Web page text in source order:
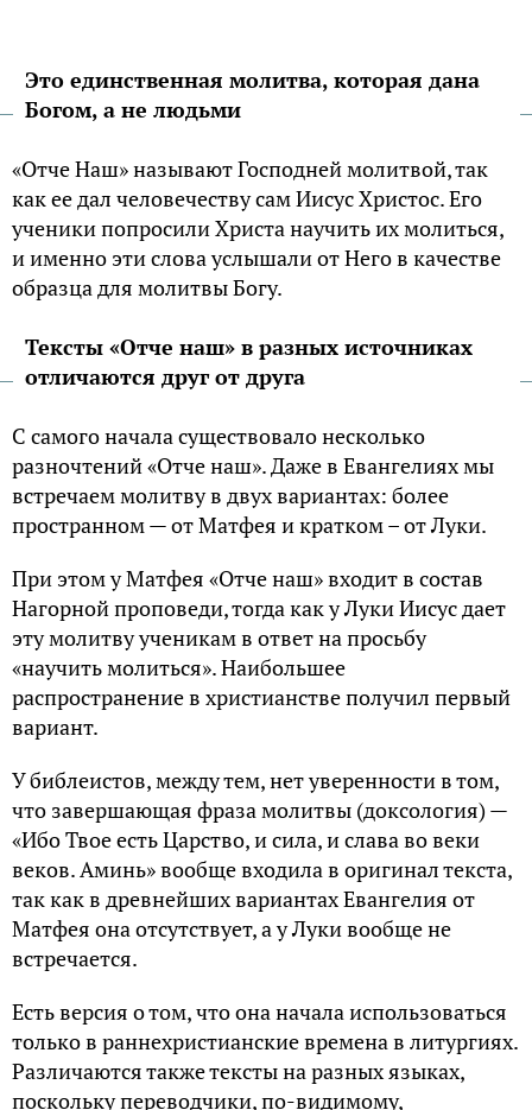
Это единственная молитва, которая дана
Богом, а не людьми
«Отче Наш» называют Господней молитвой, так
как ее дал человечеству сам Иисус Христос. Его
ученики попросили Христа научить их молиться,
и именно эти слова услышали от Него в качестве
образца для молитвы Богу.
Тексты «Отче наш» в разных источниках
отличаются друг от друга
С самого начала существовало несколько
разночтений «Отче наш». Даже в Евангелиях мы
встречаем молитву в двух вариантах: более
пространном — от Матфея и кратком – от Луки.
При этом у Матфея «Отче наш» входит в состав
Нагорной проповеди, тогда как у Луки Иисус дает
эту молитву ученикам в ответ на просьбу
«научить молиться». Наибольшее
распространение в христианстве получил первый
вариант.
У библеистов, между тем, нет уверенности в том,
что завершающая фраза молитвы (доксология) —
«Ибо Твое есть Царство, и сила, и слава во веки
веков. Аминь» вообще входила в оригинал текста,
так как в древнейших вариантах Евангелия от
Матфея она отсутствует, а у Луки вообще не
встречается.
Есть версия о том, что она начала использоваться
только в раннехристианские времена в литургиях.
Различаются также тексты на разных языках,
поскольку переводчики, по-видимому,